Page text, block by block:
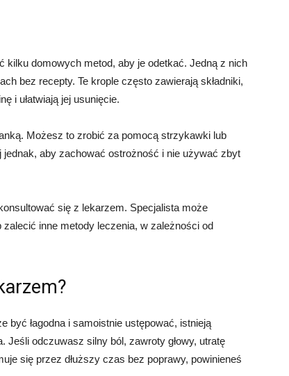
domowych metod, aby je odetkać. Jedną z nich
bez recepty. Te krople często zawierają składniki,
i ułatwiają jej usunięcie.
Możesz to zrobić za pomocą strzykawki lub
jednak, aby zachować ostrożność i nie używać zbyt
się z lekarzem. Specjalista może
inne metody leczenia, w zależności od
łagodna i samoistnie ustępować, istnieją
odczuwasz silny ból, zawroty głowy, utratę
się przez dłuższy czas bez poprawy, powinieneś